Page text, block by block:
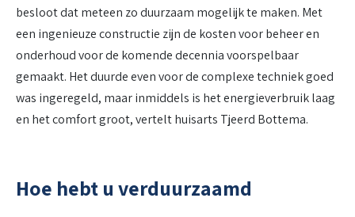
besloot dat meteen zo duurzaam mogelijk te maken. Met
een ingenieuze constructie zijn de kosten voor beheer en
onderhoud voor de komende decennia voorspelbaar
gemaakt. Het duurde even voor de complexe techniek goed
was ingeregeld, maar inmiddels is het energieverbruik laag
en het comfort groot, vertelt huisarts Tjeerd Bottema.
Hoe hebt u verduurzaamd